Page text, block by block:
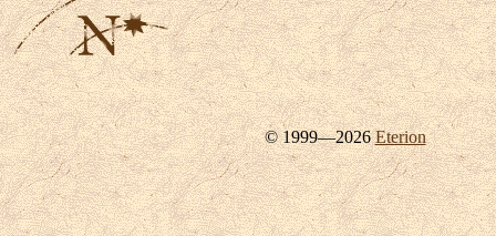
© 1999—2026Eterion